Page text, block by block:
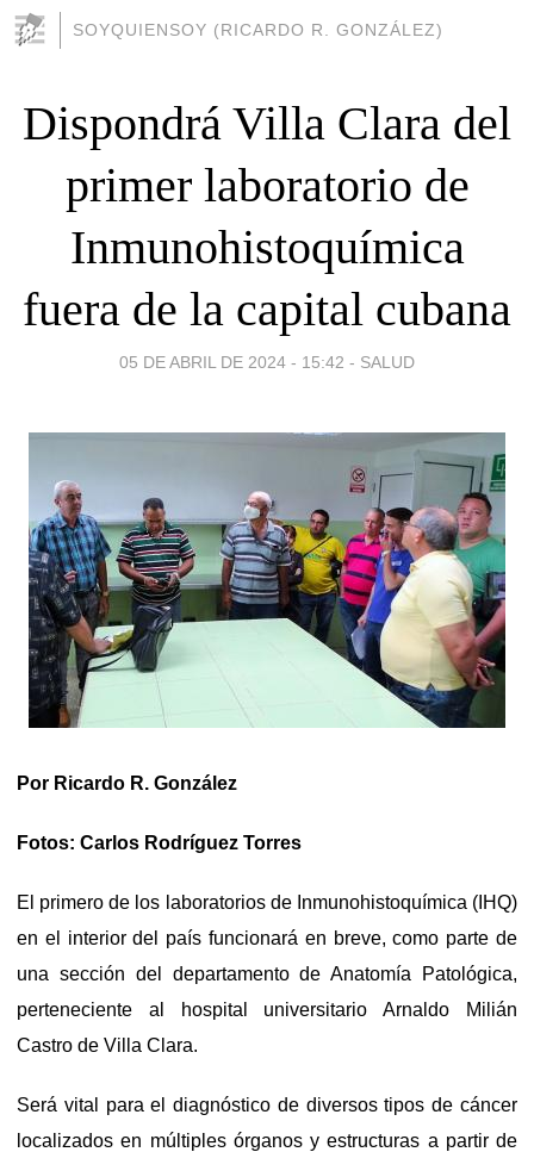
SOYQUIENSOY (RICARDO R. GONZÁLEZ)
Dispondrá Villa Clara del
primer laboratorio de
Inmunohistoquímica
fuera de la capital cubana
05 DE ABRIL DE 2024 - 15:42 - SALUD
Por Ricardo R. González
Fotos: Carlos Rodríguez Torres
El primero de los laboratorios de Inmunohistoquímica (IHQ)
en el interior del país funcionará en breve, como parte de
una sección del departamento de Anatomía Patológica,
perteneciente al hospital universitario Arnaldo Milián
Castro de Villa Clara.
Será vital para el diagnóstico de diversos tipos de cáncer
localizados en múltiples órganos y estructuras a partir de